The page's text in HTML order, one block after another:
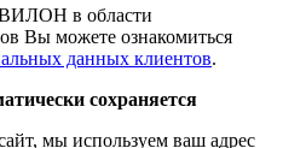
в области
Вы можете ознакомиться
данных клиентов.
сохраняется
мы используем ваш адрес